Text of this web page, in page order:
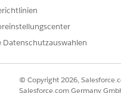
und geschlossen
ist. Darüber
"Zeitachse" so
Datenschutzauswahlen
© Copyright 2026,
Salesforce.com Germany